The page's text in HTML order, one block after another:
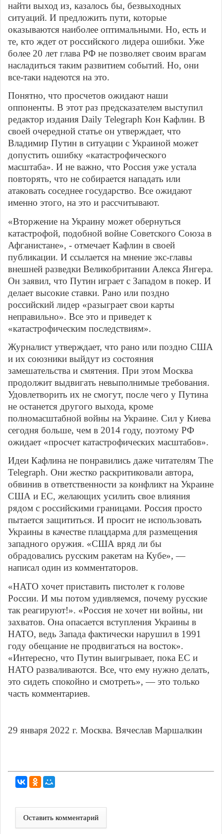
найти выход из, казалось бы, безвыходных
ситуаций. И предложить пути, которые
оказываются наиболее оптимальными. Но, есть и
те, кто ждет от российского лидера ошибки. Уже
более 20 лет глава РФ не позволяет своим врагам
насладиться таким развитием событий. Но, они
все-таки надеются на это.
Понятно, что просчетов ожидают наши
оппоненты. В этот раз предсказателем выступил
редактор издания Daily Telegraph Кон Кафлин. В
своей очередной статье он утверждает, что
Владимир Путин в ситуации с Украиной может
допустить ошибку «катастрофического
масштаба». И не важно, что Россия уже устала
повторять, что не собирается нападать или
атаковать соседнее государство. Все ожидают
именно этого, на это и рассчитывают.
«Вторжение на Украину может обернуться
катастрофой, подобной войне Советского Союза в
Афганистане», - отмечает Кафлин в своей
публикации. И ссылается на мнение экс-главы
внешней разведки Великобритании Алекса Янгера.
Он заявил, что Путин играет с Западом в покер. И
делает высокие ставки. Рано или поздно
российский лидер «разыграет свои карты
неправильно». Все это и приведет к
«катастрофическим последствиям».
Журналист утверждает, что рано или поздно США
и их союзники выйдут из состояния
замешательства и смятения. При этом Москва
продолжит выдвигать невыполнимые требования.
Удовлетворить их не смогут, после чего у Путина
не останется другого выхода, кроме
полномасштабной войны на Украине. Сил у Киева
сегодня больше, чем в 2014 году, поэтому РФ
ожидает «просчет катастрофических масштабов».
Идеи Кафлина не понравились даже читателям The
Telegraph. Они жестко раскритиковали автора,
обвинив в ответственности за конфликт на Украине
США и ЕС, желающих усилить свое влияния
рядом с российскими границами. Россия просто
пытается защититься. И просит не использовать
Украины в качестве плацдарма для размещения
западного оружия. «США вряд ли бы
обрадовались русским ракетам на Кубе», —
написал один из комментаторов.
«НАТО хочет приставить пистолет к голове
России. И мы потом удивляемся, почему русские
так реагируют!». «Россия не хочет ни войны, ни
захватов. Она опасается вступления Украины в
НАТО, ведь Запада фактически нарушил в 1991
году обещание не продвигаться на восток».
«Интересно, что Путин выигрывает, пока ЕС и
НАТО разваливаются. Все, что ему нужно делать,
это сидеть спокойно и смотреть», — это только
часть комментариев.
29 января 2022 г. Москва. Вячеслав Маршалкин
Оставить комментарий